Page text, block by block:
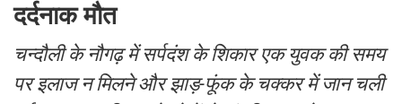
दर्दनाक मौत
चन्दौली के नौगढ़ में सर्पदंश के शिकार एक युवक की समय
पर इलाज न मिलने और झाड़-फूंक के चक्कर में जान चली